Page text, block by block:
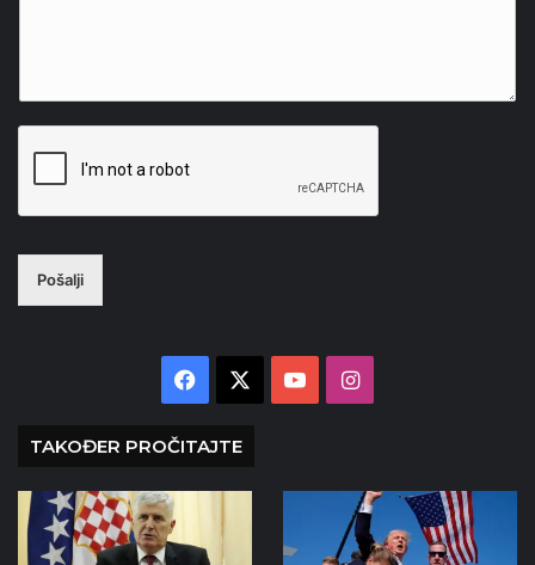
Pošalji
Facebook YouTubeInstagram
TAKOĐER PROČITAJTE